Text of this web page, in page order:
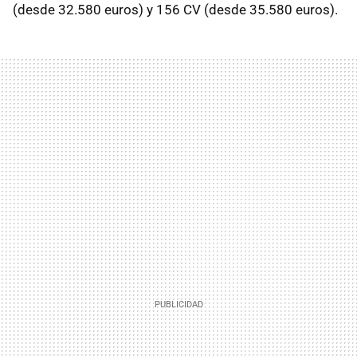
(desde 32.580 euros) y 156 CV (desde 35.580 euros).